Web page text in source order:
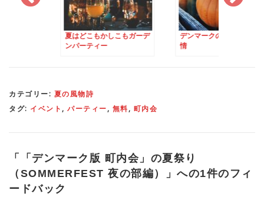
デンマークのハロウィン事
情
夏至祭 – 魔女を焼く
カテゴリー: 夏の風物詩
タグ: イベント , パーティー, 無料, 町内会
「
「デンマーク版 町内会」の夏祭り
（SOMMERFEST 夜の部編）
」への1件のフィ
ードバック